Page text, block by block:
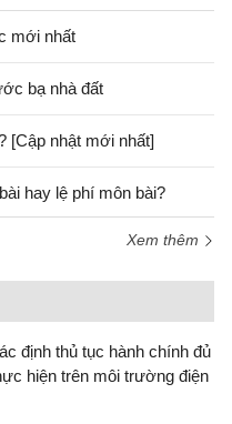
mới nhất
bạ nhà đất
[Cập nhật mới nhất]
hay lệ phí môn bài?
Xem thêm
định thủ tục hành chính đủ
hiện trên môi trường điện